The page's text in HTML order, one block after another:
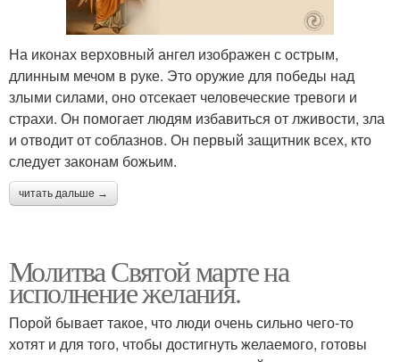
На иконах верховный ангел изображен с острым,
длинным мечом в руке. Это оружие для победы над
злыми силами, оно отсекает человеческие тревоги и
страхи. Он помогает людям избавиться от лживости, зла
и отводит от соблазнов. Он первый защитник всех, кто
следует законам божьим.
читать дальше →
Молитва Святой марте на
исполнение желания.
Порой бывает такое, что люди очень сильно чего-то
хотят и для того, чтобы достигнуть желаемого, готовы